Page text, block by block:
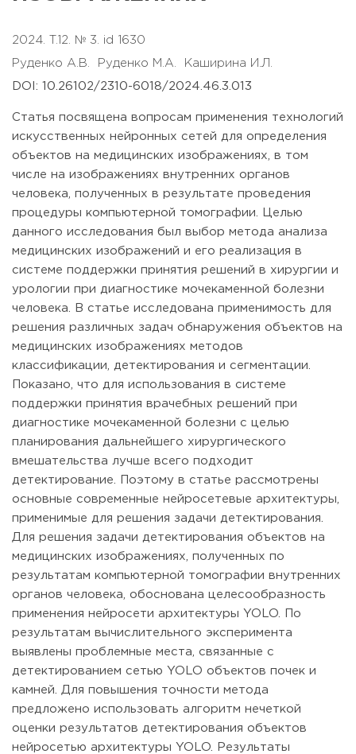
2024. T.12. № 3. id 1630
Руденко А.В. Руденко М.А. Каширина И.Л.
DOI: 10.26102/2310-6018/2024.46.3.013
Статья посвящена вопросам применения технологий
искусственных нейронных сетей для определения
объектов на медицинских изображениях, в том
числе на изображениях внутренних органов
человека, полученных в результате проведения
процедуры компьютерной томографии. Целью
данного исследования был выбор метода анализа
медицинских изображений и его реализация в
системе поддержки принятия решений в хирургии и
урологии при диагностике мочекаменной болезни
человека. В статье исследована применимость для
решения различных задач обнаружения объектов на
медицинских изображениях методов
классификации, детектирования и сегментации.
Показано, что для использования в системе
поддержки принятия врачебных решений при
диагностике мочекаменной болезни с целью
планирования дальнейшего хирургического
вмешательства лучше всего подходит
детектирование. Поэтому в статье рассмотрены
основные современные нейросетевые архитектуры,
применимые для решения задачи детектирования.
Для решения задачи детектирования объектов на
медицинских изображениях, полученных по
результатам компьютерной томографии внутренних
органов человека, обоснована целесообразность
применения нейросети архитектуры YOLO. По
результатам вычислительного эксперимента
выявлены проблемные места, связанные с
детектированием сетью YOLO объектов почек и
камней. Для повышения точности метода
предложено использовать алгоритм нечеткой
оценки результатов детектирования объектов
нейросетью архитектуры YOLO. Результаты